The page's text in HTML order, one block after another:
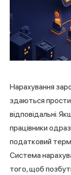
Нарахування
здаються
відповідальні.
працівники
податковий
Система
того, щоб